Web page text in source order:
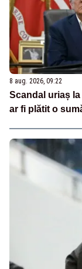
8 aug. 2026, 09:22
Scandal uriaș la
ar fi plătit o